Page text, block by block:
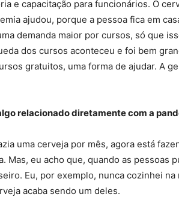
e capacitação para funcionários. O
ajudou, porque a pessoa fica em
demanda maior por cursos, só que
dos cursos aconteceu e foi bem
gratuitos, uma forma de ajudar. A
relacionado diretamente com a
uma cerveja por mês, agora está
Mas, eu acho que, quando as pessoas
Eu, por exemplo, nunca cozinhei
acaba sendo um deles.